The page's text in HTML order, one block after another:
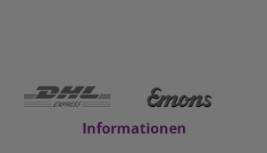
Informationen